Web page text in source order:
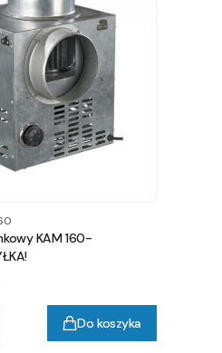
KAM 160-
Do koszyka